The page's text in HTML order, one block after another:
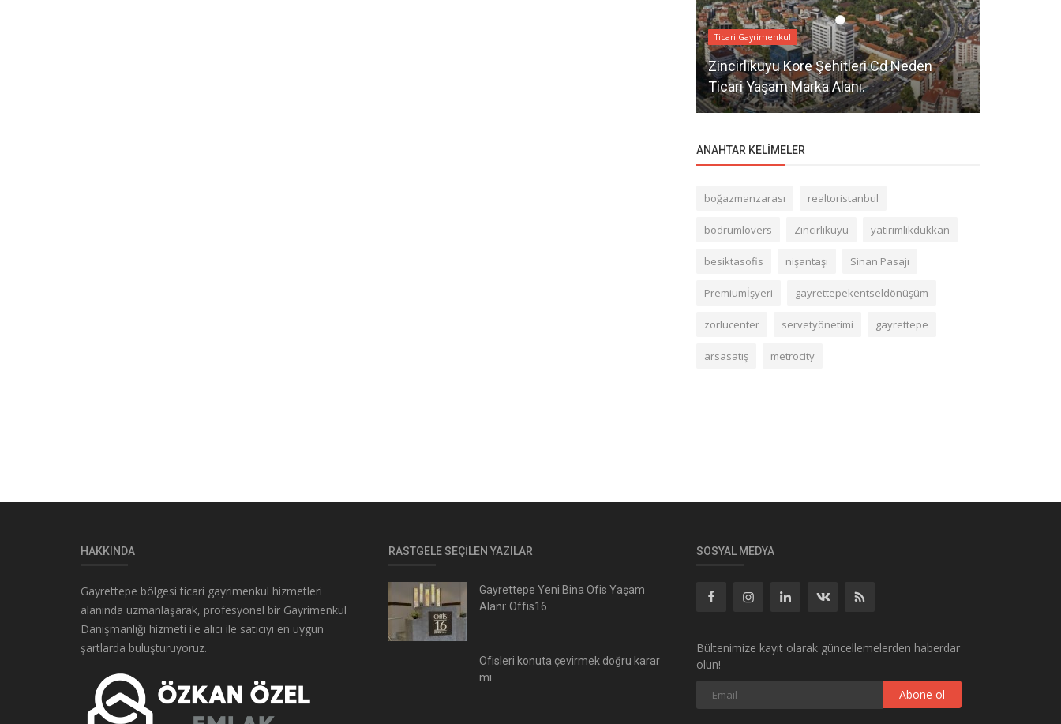
Ticari Gayrimenkul
Zincirlikuyu Kore Şehitleri Cd Neden
Ticari Yaşam Marka Alanı.
ANAHTAR KELIMELER
boğazmanzarası realtoristanbul
bodrumlovers Zincirlikuyu yatırımlıkdükkan
besiktasofis nişantaşı Sinan Pasajı
Premiumİşyeri gayrettepekentseldönüşüm
zorlucenter servetyönetimi gayrettepe
arsasatış metrocity
HAKKINDA
Gayrettepe bölgesi ticari gayrimenkul hizmetleri
alanında uzmanlaşarak, profesyonel bir Gayrimenkul
Danışmanlığı hizmeti ile alıcı ile satıcıyı en uygun
şartlarda buluşturuyoruz.
RASTGELE SEÇILEN YAZILAR
Gayrettepe Yeni Bina Ofis Yaşam
Alanı: Offis16
Ofisleri konuta çevirmek doğru karar
mı.
SOSYAL MEDYA
Bültenimize kayıt olarak güncellemelerden haberdar
olun!
Abone ol